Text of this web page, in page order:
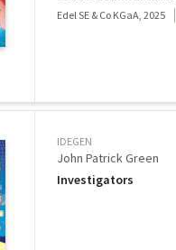
Edel SE & Co KGaA, 2025
IDEGEN
John Patrick Green
Investigators